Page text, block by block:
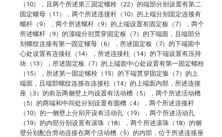
（10），且两个所述第三固定螺栓（22）的端部分别设置有第二
固定螺母（11），两个所述连接杆（10）的上端分别固定连接有
螺杆（9），两个所述螺杆（9）的上端设置有固定板（7），两个
所述螺杆（9）的顶端分别贯穿固定板（7）的下端面，且端部分
别螺纹连接有第一固定螺母（6），所述固定板（7）的下端面中
心处设置有连接柱（14），所述连接柱（14）的下端设置有压持
块（13），所述固定板（7）的上端面中心处设置有第一固定螺栓
（15），所述第一固定螺栓（15）的下端贯穿固定板（7）的上
端面，且端部螺纹连接在连接柱（14）的上端面内部，所述连接
座（3）的前后两侧壁上均设置有活动槽（5），两个所述活动槽
（5）的两端和中间处分别设置有圆槽（4），两个所述连接杆
（10）的一侧壁上分别开设有活动孔（19），两个所述活动孔
（19）的内部分别设置有滚珠（18），两个所述滚珠（18）的侧
壁分别配合滑动连接在两个活动槽（5）的内部，位于所述连接座